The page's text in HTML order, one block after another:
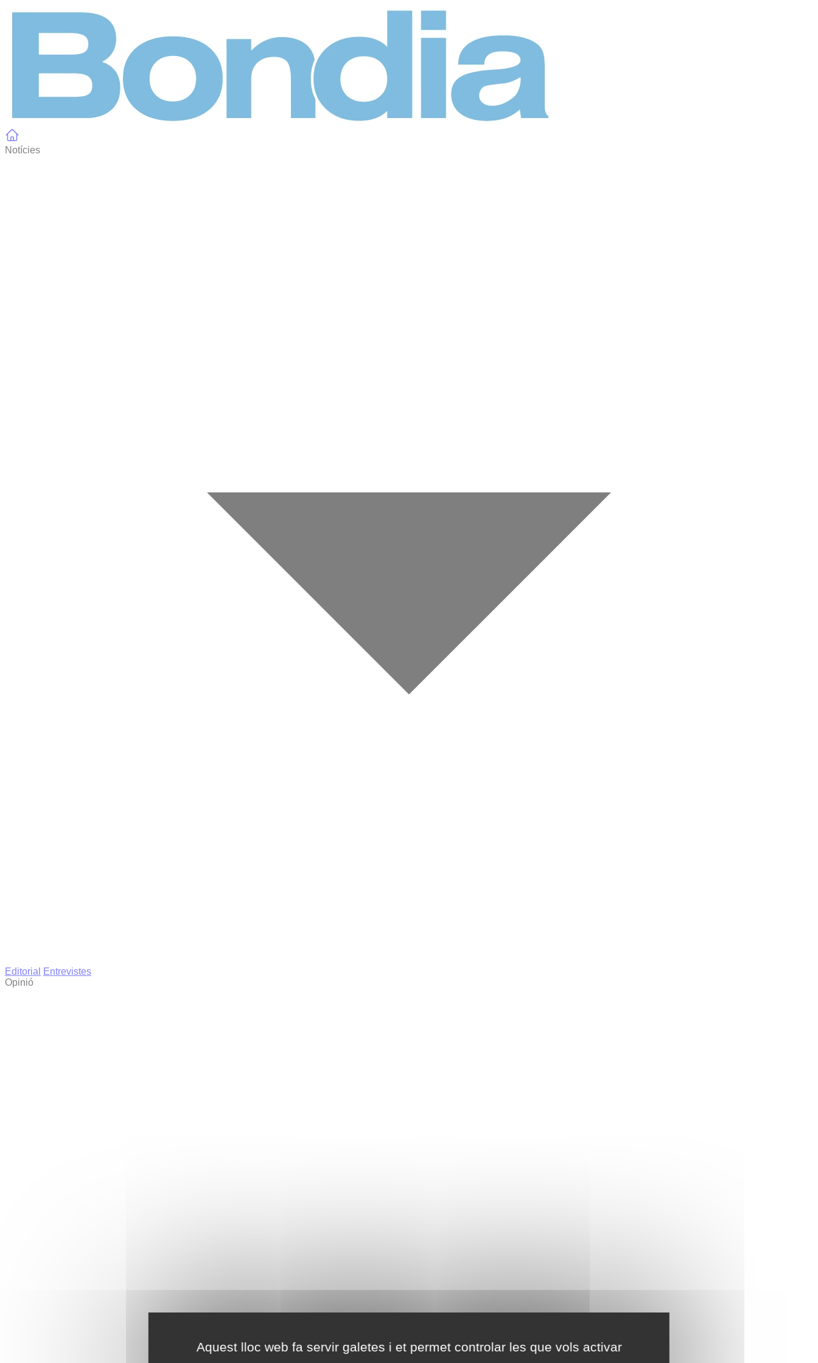
Aquest lloc web fa servir galetes i et permet controlar les que vols activar
Notícies
Editorial
Entrevistes
Opinió